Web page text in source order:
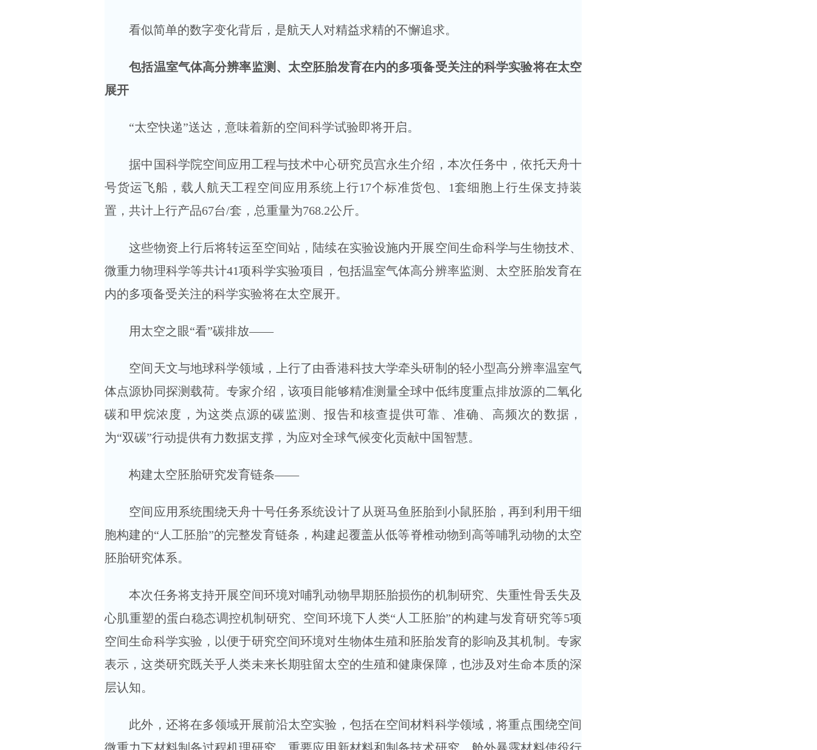
看似简单的数字变化背后，是航天人对精益求精的不懈追求。
包括温室气体高分辨率监测、太空胚胎发育在内的多项备受关注的科学实验将在太空
展开
“太空快递”送达，意味着新的空间科学试验即将开启。
据中国科学院空间应用工程与技术中心研究员宫永生介绍，本次任务中，依托天舟十
号货运飞船，载人航天工程空间应用系统上行17个标准货包、1套细胞上行生保支持装
置，共计上行产品67台/套，总重量为768.2公斤。
这些物资上行后将转运至空间站，陆续在实验设施内开展空间生命科学与生物技术、
微重力物理科学等共计41项科学实验项目，包括温室气体高分辨率监测、太空胚胎发育在
内的多项备受关注的科学实验将在太空展开。
用太空之眼“看”碳排放——
空间天文与地球科学领域，上行了由香港科技大学牵头研制的轻小型高分辨率温室气
体点源协同探测载荷。专家介绍，该项目能够精准测量全球中低纬度重点排放源的二氧化
碳和甲烷浓度，为这类点源的碳监测、报告和核查提供可靠、准确、高频次的数据，
为“双碳”行动提供有力数据支撑，为应对全球气候变化贡献中国智慧。
构建太空胚胎研究发育链条——
空间应用系统围绕天舟十号任务系统设计了从斑马鱼胚胎到小鼠胚胎，再到利用干细
胞构建的“人工胚胎”的完整发育链条，构建起覆盖从低等脊椎动物到高等哺乳动物的太空
胚胎研究体系。
本次任务将支持开展空间环境对哺乳动物早期胚胎损伤的机制研究、失重性骨丢失及
心肌重塑的蛋白稳态调控机制研究、空间环境下人类“人工胚胎”的构建与发育研究等5项
空间生命科学实验，以便于研究空间环境对生物体生殖和胚胎发育的影响及其机制。专家
表示，这类研究既关乎人类未来长期驻留太空的生殖和健康保障，也涉及对生命本质的深
层认知。
此外，还将在多领域开展前沿太空实验，包括在空间材料科学领域，将重点围绕空间